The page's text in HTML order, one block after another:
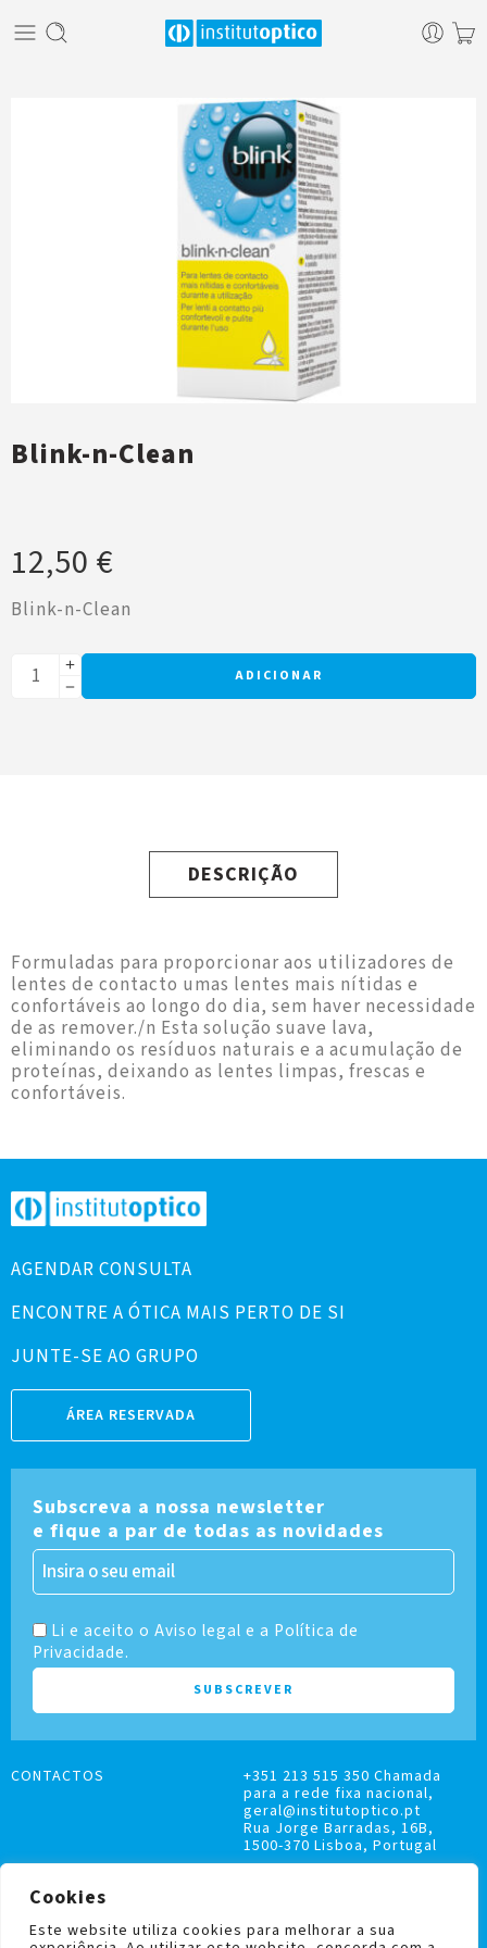
Cookies
Este website utiliza cookies para melhorar a sua
Blink-n-Clean
12,50 €
Blink-n-Clean
ADICIONAR
DESCRIÇÃO
Formuladas para proporcionar aos utilizadores de
lentes de contacto umas lentes mais nítidas e
confortáveis ao longo do dia, sem haver necessidade
de as remover./n Esta solução suave lava,
eliminando os resíduos naturais e a acumulação de
proteínas, deixando as lentes limpas, frescas e
confortáveis.
AGENDAR CONSULTA
ENCONTRE A ÓTICA MAIS PERTO DE SI
JUNTE-SE AO GRUPO
ÁREA RESERVADA
Subscreva a nossa newsletter
e fique a par de todas as novidades
Li e aceito o Aviso legal e a Política de
Privacidade.
CONTACTOS
+351 213 515 350 Chamada
para a rede fixa nacional,
geral@institutoptico.pt
Rua Jorge Barradas, 16B,
1500-370 Lisboa, Portugal